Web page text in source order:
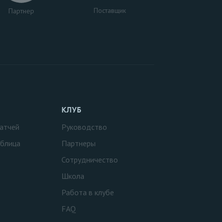
Партнер Поставщик
КЛУБ
Руководство
Партнеры
Сотрудничество
Школа
Работа в клубе
FAQ